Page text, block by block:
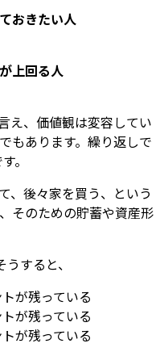
おきたい人
上回る人
え、価値観は変容してい
もあります。繰り返しで
。
、後々家を買う、という
そのための貯蓄や資産形
すると、
が残っている
が残っている
が残っている